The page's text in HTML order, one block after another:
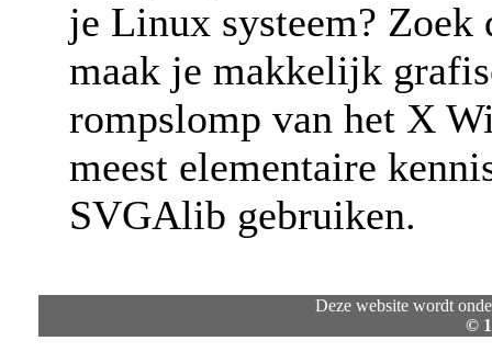
je Linux systeem?
maak je makkelijk
rompslomp van het X
meest elementaire
SVGAlib gebruiken.
Deze website wordt
©